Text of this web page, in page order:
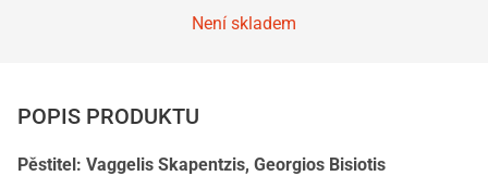
Není skladem
POPIS PRODUKTU
Pěstitel: Vaggelis Skapentzis, Georgios Bisiotis